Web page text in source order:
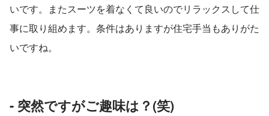
いです。またスーツを着なくて良いのでリラックスして仕
事に取り組めます。条件はありますが住宅手当もありがた
いですね。
- 突然ですがご趣味は？(笑)